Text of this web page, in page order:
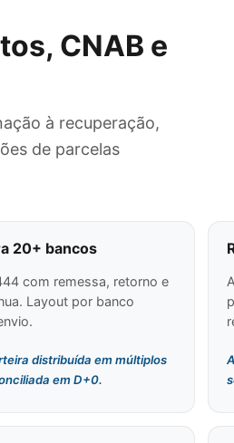
CNAB e
à recuperação,
de parcelas
20+ bancos
com remessa, retorno e
Layout por banco
distribuída em múltiplos
em D+0.